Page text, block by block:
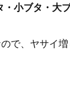
・小ブタ・大
で、ヤサイ